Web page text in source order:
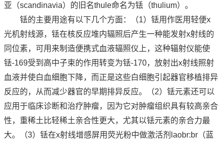
亚（scandinavia）的旧名thule命名为铥（thulium）。
铥的主要用途有以下几个方面：（1）铥用作医用轻便x
光机射线源，铥在核反应堆内辐照后产生一种能发射x射线的
同位素，可用来制造便携式血液辐照仪上，这种辐射仪能使
铥-169受到高中子束的作用转变为铥-170，放射出x射线照射
血液并使白血细胞下降，而正是这些白细胞引起器官移植排异
反应的，从而减少器官的早期排异反应。（2）铥元素还可以
应用于临床诊断和治疗肿瘤，因为它对肿瘤组织具有较高亲合
性，重稀土比轻稀土亲合性更大，尤其以铥元素的亲合力最
大。（3）铥在x射线增感屏用荧光粉中做激活剂laobr:br（蓝